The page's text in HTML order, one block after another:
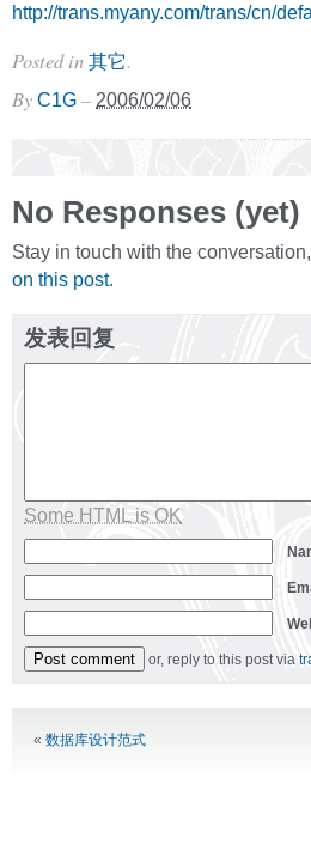
http://trans.myany.com/trans/cn/
Posted in 其它.
By C1G – 2006/02/06
No Responses (yet)
Stay in touch with the
on this post.
发表回复
Some HTML is OK
or, reply to this post via
« 数据库设计范式